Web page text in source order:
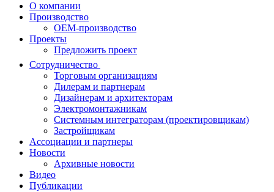
О компании
Производство
OEM-производство
Проекты
Предложить проект
Сотрудничество
Торговым организациям
Дилерам и партнерам
Дизайнерам и архитекторам
Электромонтажникам
Системным интеграторам (проектировщикам)
Застройщикам
Ассоциации и партнеры
Новости
Архивные новости
Видео
Публикации